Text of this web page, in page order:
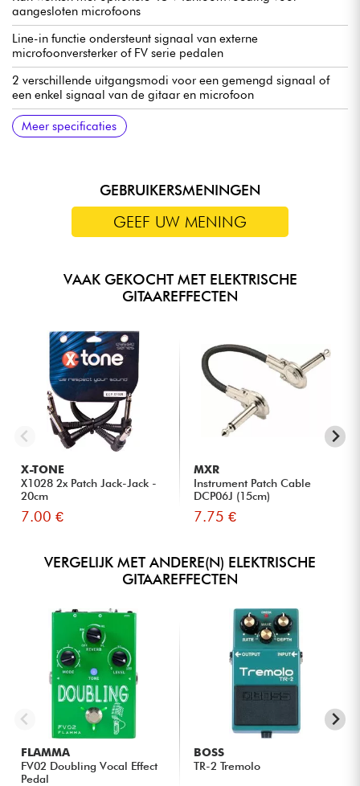
aangesloten microfoons
Line-in functie ondersteunt signaal van externe
microfoonversterker of FV serie pedalen
2 verschillende uitgangsmodi voor een gemengd signaal of
een enkel signaal van de gitaar en microfoon
Gitaaringang 1/4'' mono audioaansluiting
(impedantiewaarde: 1M ohm)
Gitaaruitgang 1/4'' mono audio-aansluiting
(impedantiewaarde: 100 ohm)
MIC XLR gebalanceerde ingangsaansluiting
(impedantiewaarde: 2,14k ohm)
XLR-uitgang XLR gebalanceerde uitgangsaansluiting
(impedantiewaarde: 300 ohm)
Voeding meegeleverd (9V DC)
Stroomverbruik 1,5 A
86,6 x 125 x 60 mm
0,371 kg
Engelse handleiding: https://tinyurl.com/55wm72hu
Meer specificaties
GEBRUIKERSMENINGEN
GEEF UW MENING
VAAK GEKOCHT MET ELEKTRISCHE
GITAAREFFECTEN
X-TONE
X1028 2x Patch Jack-Jack -
20cm
7.00 €
MXR
Instrument Patch Cable
DCP06J (15cm)
7.75 €
VERGELIJK MET ANDERE(N) ELEKTRISCHE
GITAAREFFECTEN
FLAMMA
FV02 Doubling Vocal Effect
Pedal
BOSS
TR-2 Tremolo